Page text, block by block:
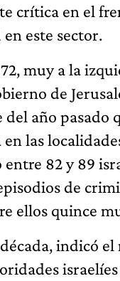
crítica en el
este sector.
muy a la
de
del año pasado
las
82 y 89
de
ellos quince
indicó el